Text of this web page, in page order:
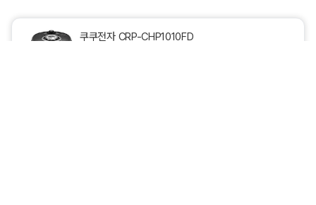
쿠쿠전자 CRP-CHP1010FD